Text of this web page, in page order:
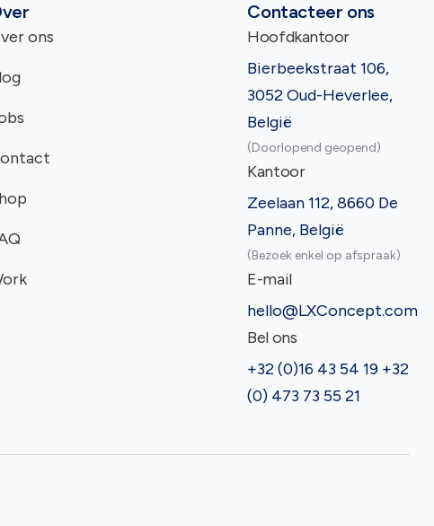
ons
Contacteer ons
Hoofdkantoor
Bierbeekstraat 106,
3052 Oud-Heverlee,
België
(Doorlopend geopend)
Kantoor
Zeelaan 112, 8660 De
Panne, België
(Bezoek enkel op afspraak)
E-mail
hello@LXConcept.com
Bel ons
+32 (0)16 43 54 19 +32
(0) 473 73 55 21